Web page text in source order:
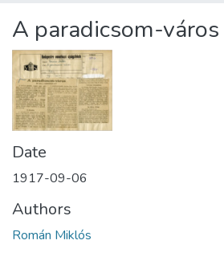
Statistics
About us
A paradicsom-város
Date
1917-09-06
Authors
Román Miklós